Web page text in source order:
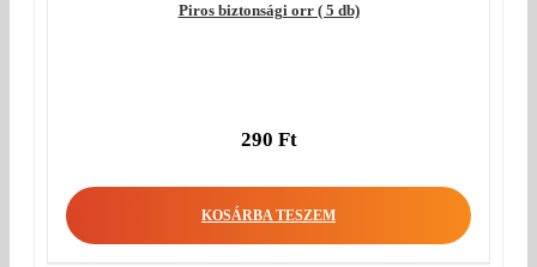
Piros biztonsági orr ( 5 db)
290 Ft
KOSÁRBA TESZEM